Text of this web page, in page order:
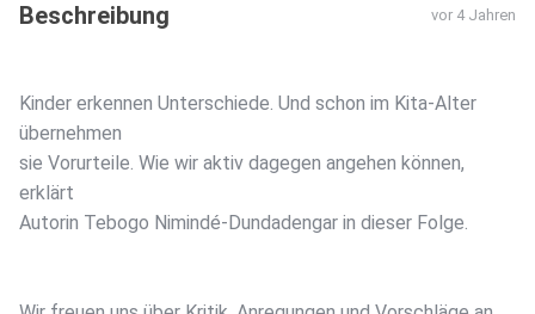
Beschreibung vor 4 Jahren
Kinder erkennen Unterschiede. Und schon im Kita-Alter
übernehmen
sie Vorurteile. Wie wir aktiv dagegen angehen können,
erklärt
Autorin Tebogo Nimindé-Dundadengar in dieser Folge.